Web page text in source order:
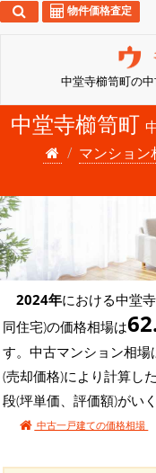
中堂寺櫛笥町の
物件価格査定
中堂寺櫛笥町
マンション
2024年における中堂
同住宅)の価格相場は
す。中古マンション相
(売却価格)により計算し
段(坪単価、評価額)がい
中古一戸建ての価格相場